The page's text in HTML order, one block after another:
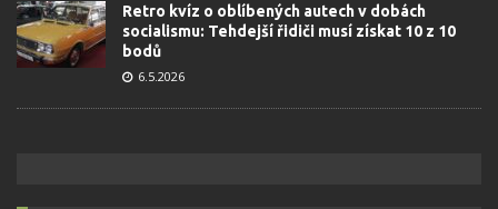
Retro kvíz o oblíbených autech v dobách
socialismu: Tehdejší řidiči musí získat 10 z 10
bodů
6.5.2026